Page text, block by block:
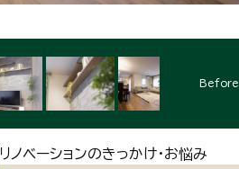
Before
リノベーションのきっかけ・お悩み